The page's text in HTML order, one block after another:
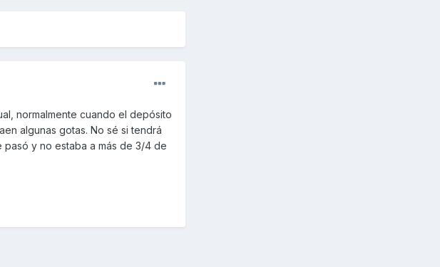
normalmente cuando el depósito
algunas gotas. No sé si tendrá
y no estaba a más de 3/4 de